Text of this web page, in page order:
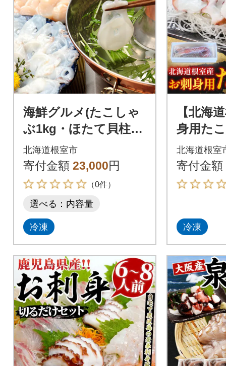
海鮮グルメ(たこしゃ
ぶ1kg・ほたて貝柱50
0g) B-81015
北海道根室市
寄付金額 23,000円
（0件）
選べる：内容量
冷凍
【北海
身用た
2.5kg)
北海道根室
寄付金額
冷凍